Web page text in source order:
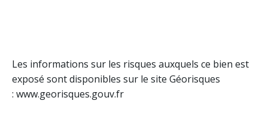
Les informations sur les risques auxquels ce bien est
exposé sont disponibles sur le site Géorisques
: www.georisques.gouv.fr